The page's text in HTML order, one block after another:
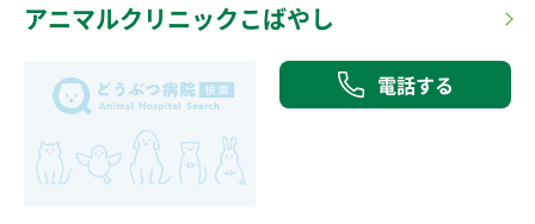
アニマルクリニックこばやし
電話する